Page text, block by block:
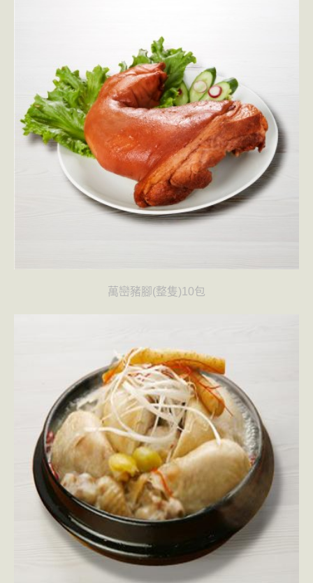
萬巒豬腳(整隻)10包